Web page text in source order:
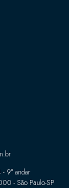
9° andar
- São Paulo-SP